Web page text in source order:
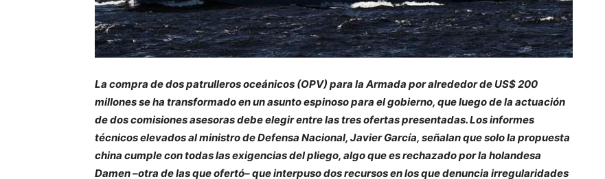
La compra de dos patrulleros oceánicos (OPV) para la Armada por alrededor de US$ 200
millones se ha transformado en un asunto espinoso para el gobierno, que luego de la actuación
de dos comisiones asesoras debe elegir entre las tres ofertas presentadas. Los informes
técnicos elevados al ministro de Defensa Nacional, Javier García, señalan que solo la propuesta
china cumple con todas las exigencias del pliego, algo que es rechazado por la holandesa
Damen –otra de las que ofertó– que interpuso dos recursos en los que denuncia irregularidades